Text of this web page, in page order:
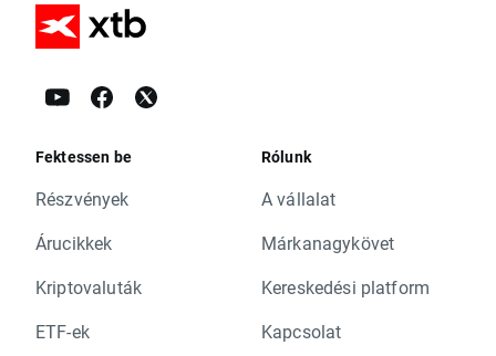
Fektessen be
Részvények
Árucikkek
Kriptovaluták
ETF-ek
Rólunk
A vállalat
Márkanagykövet
Kereskedési platform
Kapcsolat